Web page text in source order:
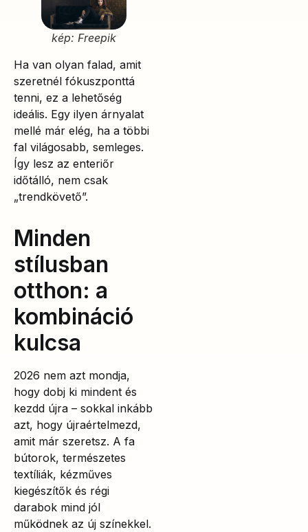
kép: Freepik
Ha van olyan falad, amit
szeretnél fókuszponttá
tenni, ez a lehetőség
ideális. Egy ilyen árnyalat
mellé már elég, ha a többi
fal világosabb, semleges.
Így lesz az enteriőr
időtálló, nem csak
„trendkövető”.
Minden
stílusban
otthon: a
kombináció
kulcsa
2026 nem azt mondja,
hogy dobj ki mindent és
kezdd újra – sokkal inkább
azt, hogy újraértelmezd,
amit már szeretsz. A fa
bútorok, természetes
textíliák, kézműves
kiegészítők és régi
darabok mind jól
működnek az új színekkel.